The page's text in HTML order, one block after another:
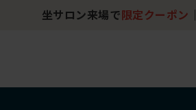
坐サロン来場で 限定クーポン